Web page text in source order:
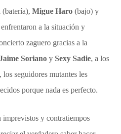
(batería),Migue Haro(bajo) y
a la situación y
zaguero gracias a la
Sorianoy Sexy Sadie, a los
seguidores mutantes les
porque nada es perfecto.
y contratiempos